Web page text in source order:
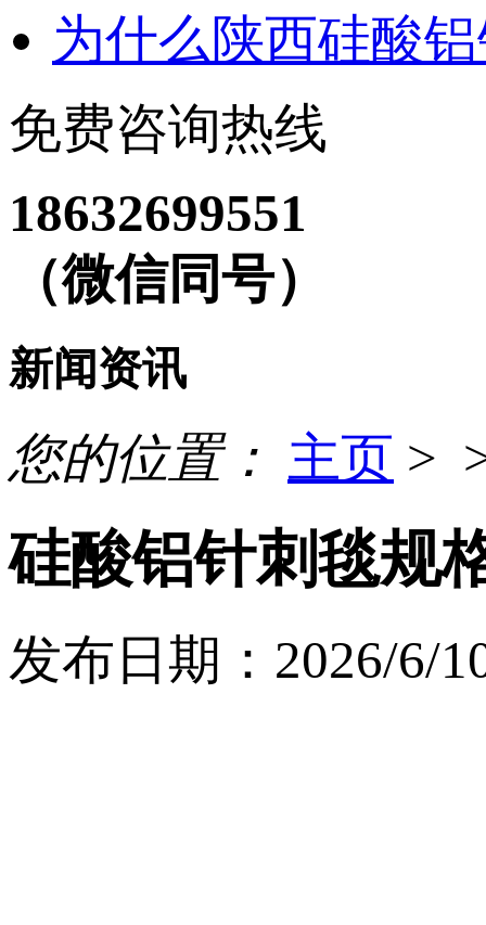
为什么陕西硅酸
免费咨询热线
18632699551
（微信同号）
新闻资讯
您的位置： 主页 >
硅酸铝针刺毯规
发布日期：2026/6/